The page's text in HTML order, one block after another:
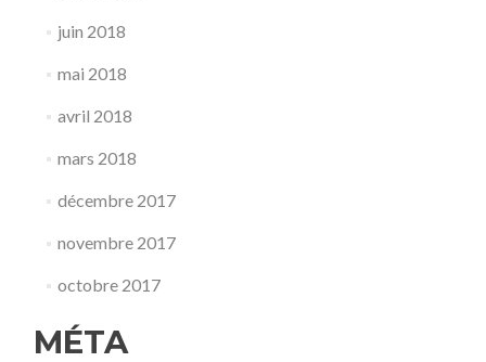
juin 2018
mai 2018
avril 2018
mars 2018
décembre 2017
novembre 2017
octobre 2017
MÉTA